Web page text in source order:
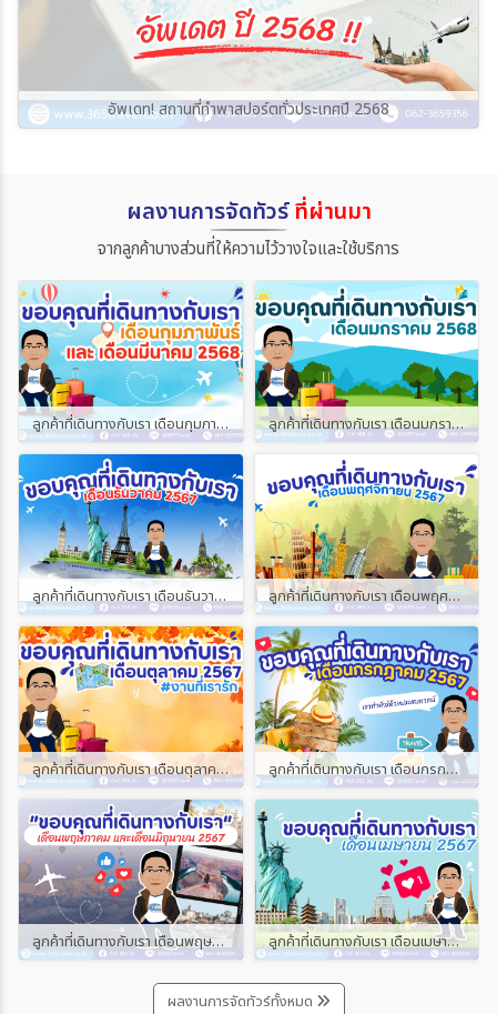
อัพเดท! สถานที่ทำพาสปอร์ตทั่วประเทศปี 2568
ผลงานการจัดทัวร์ที่ผ่านมา
จากลูกค้าบางส่วนที่ให้ความไว้วางใจและใช้บริการ
ลูกค้าที่เดินทางกับเรา เดือนกุมภาพันธ์ และเดือนมีนาคม 2568 ลูกค้าที่เดินทางกับเรา เดือนมกราคม 2568
ลูกค้าที่เดินทางกับเรา เดือนธันวาคม 2567 ลูกค้าที่เดินทางกับเรา เดือนพฤศจิกายน 2567
ลูกค้าที่เดินทางกับเรา เดือนตุลาคม 2567 ลูกค้าที่เดินทางกับเรา เดือนกรกฎาคม 2567
ลูกค้าที่เดินทางกับเรา เดือนพฤษภาคม และมิถุนายน 2567 ลูกค้าที่เดินทางกับเรา เดือนเมษายน 2567
ผลงานการจัดทัวร์ทั้งหมด